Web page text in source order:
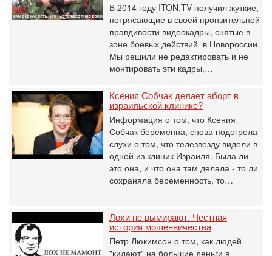
В 2014 году ITON.TV получил жуткие,
потрясающие в своей пронзительной
правдивости видеокадры, снятые в
зоне боевых действий в Новороссии.
Мы решили не редактировать и не
монтировать эти кадры,…
Ксения Собчак делает аборт в
израильской клинике?
Информация о том, что Ксения
Собчак беременна, снова подогрела
слухи о том, что телезвезду видели в
одной из клиник Израиля. Была ли
это она, и что она там делала - то ли
сохраняла беременность, то…
Лохи не вымирают. Честная
история мошенничества
Петр Люкимсон о том, как людей
"кидают" на большие деньги в